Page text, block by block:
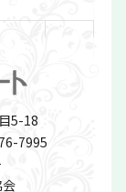
5-18
7995